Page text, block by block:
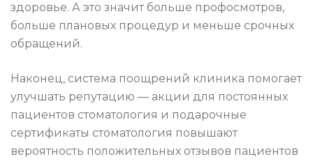
здоровье. А это значит больше профосмотров,
больше плановых процедур и меньше срочных
обращений.
Наконец, система поощрений клиника помогает
улучшать репутацию — акции для постоянных
пациентов стоматология и подарочные
сертификаты стоматология повышают
вероятность положительных отзывов пациентов